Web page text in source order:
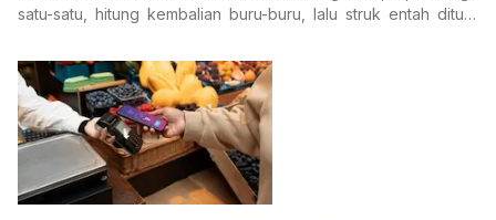
satu-satu, hitung kembalian buru-buru, lalu struk entah ditulis